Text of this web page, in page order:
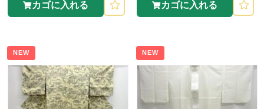
カゴに入れる カゴに入れる
NEW NEW